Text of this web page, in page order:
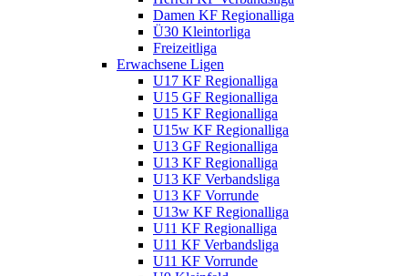
Damen KF Regionalliga
Ü30 Kleintorliga
Freizeitliga
Erwachsene Ligen
U17 KF Regionalliga
U15 GF Regionalliga
U15 KF Regionalliga
U15w KF Regionalliga
U13 GF Regionalliga
U13 KF Regionalliga
U13 KF Verbandsliga
U13 KF Vorrunde
U13w KF Regionalliga
U11 KF Regionalliga
U11 KF Verbandsliga
U11 KF Vorrunde